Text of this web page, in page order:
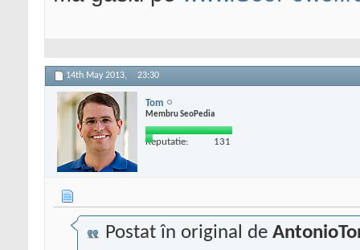
14th May 2013, 23:30
Tom
Membru SeoPedia
Reputatie: 131
Postat în original de